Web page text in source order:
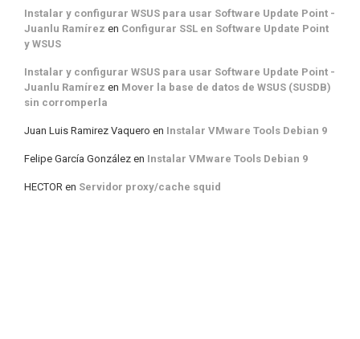
Instalar y configurar WSUS para usar Software Update Point -
Juanlu Ramírez en Configurar SSL en Software Update Point
y WSUS
Instalar y configurar WSUS para usar Software Update Point -
Juanlu Ramírez en Mover la base de datos de WSUS (SUSDB)
sin corromperla
Juan Luis Ramirez Vaquero en Instalar VMware Tools Debian 9
Felipe García González en Instalar VMware Tools Debian 9
HECTOR en Servidor proxy/cache squid